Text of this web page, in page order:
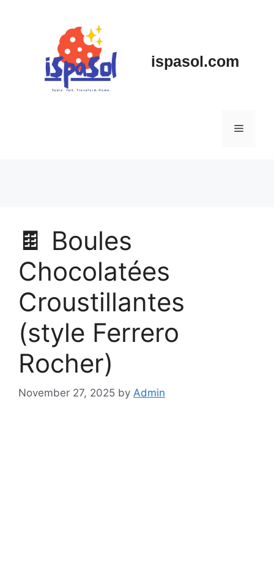
ispasol.com
Menu
🍫 Boules
Chocolatées
Croustillantes
(style Ferrero
Rocher)
November 27, 2025 by Admin